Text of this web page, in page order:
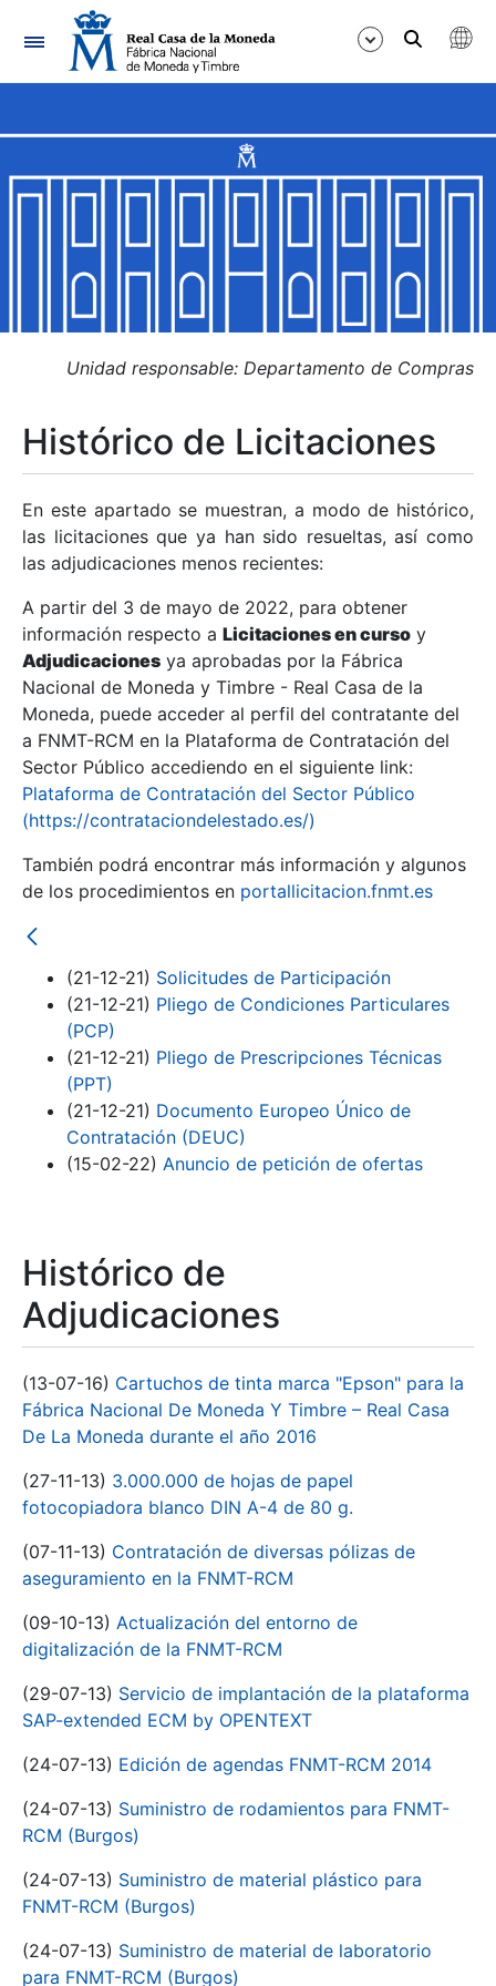
Navegación
Mostrar/Ocultar
Mostrar/Ocultar
Mostrar/Ocultar
Mostrar/Ocultar
Mostrar/Ocultar
Mostrar/Ocultar
Unidad responsable: Departamento de Compras
Histórico de Licitaciones
En este apartado se muestran, a modo de histórico,
las licitaciones que ya han sido resueltas, así como
las adjudicaciones menos recientes:
A partir del 3 de mayo de 2022, para obtener
información respecto a Licitaciones en curso y
Adjudicaciones ya aprobadas por la Fábrica
Nacional de Moneda y Timbre - Real Casa de la
Moneda, puede acceder al perfil del contratante del
a FNMT-RCM en la Plataforma de Contratación del
Sector Público accediendo en el siguiente link:
Plataforma de Contratación del Sector Público
(https://contrataciondelestado.es/)
También podrá encontrar más información y algunos
de los procedimientos en portallicitacion.fnmt.es
(21-12-21) Solicitudes de Participación
(21-12-21) Pliego de Condiciones Particulares
(PCP)
(21-12-21) Pliego de Prescripciones Técnicas
(PPT)
(21-12-21) Documento Europeo Único de
Contratación (DEUC)
(15-02-22) Anuncio de petición de ofertas
Histórico de
Adjudicaciones
(13-07-16) Cartuchos de tinta marca "Epson" para la
Fábrica Nacional De Moneda Y Timbre – Real Casa
De La Moneda durante el año 2016
(27-11-13) 3.000.000 de hojas de papel
fotocopiadora blanco DIN A-4 de 80 g.
(07-11-13) Contratación de diversas pólizas de
aseguramiento en la FNMT-RCM
(09-10-13) Actualización del entorno de
digitalización de la FNMT-RCM
(29-07-13) Servicio de implantación de la plataforma
SAP-extended ECM by OPENTEXT
(24-07-13) Edición de agendas FNMT-RCM 2014
(24-07-13) Suministro de rodamientos para FNMT-
RCM (Burgos)
(24-07-13) Suministro de material plástico para
FNMT-RCM (Burgos)
(24-07-13) Suministro de material de laboratorio
para FNMT-RCM (Burgos)